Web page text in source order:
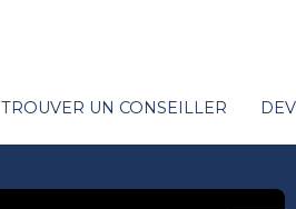
TROUVER UN CONSEILLER